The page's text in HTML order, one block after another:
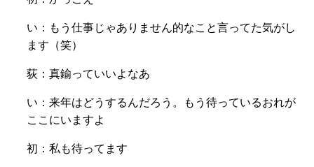
い：もう仕事じゃありません的なこと言ってた気がし
ます（笑）
荻：真鍮っていいよなあ
い：来年はどうするんだろう。もう待っているおれが
ここにいますよ
初：私も待ってます